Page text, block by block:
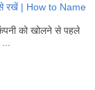
रखें | How to Name
को खोलने से पहले